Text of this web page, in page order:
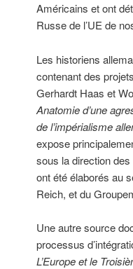
Américains et ont
Russe de l’UE de
Les historiens
contenant des
Gerhardt Haas et
Anatomie d’une
de l’impérialisme
expose
sous la direction
ont été élaborés au
Reich, et du
Une autre source
processus
L’Europe et le